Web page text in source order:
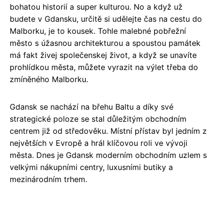
bohatou historií a super kulturou. No a když už
budete v Gdansku, určitě si udělejte čas na cestu do
Malborku, je to kousek. Tohle malebné pobřežní
město s úžasnou architekturou a spoustou památek
má fakt živej společenskej život, a když se unavíte
prohlídkou města, můžete vyrazit na výlet třeba do
zmíněného Malborku.
Gdansk se nachází na břehu Baltu a díky své
strategické poloze se stal důležitým obchodním
centrem již od středověku. Místní přístav byl jedním z
největších v Evropě a hrál klíčovou roli ve vývoji
města. Dnes je Gdansk moderním obchodním uzlem s
velkými nákupními centry, luxusními butiky a
mezinárodním trhem.